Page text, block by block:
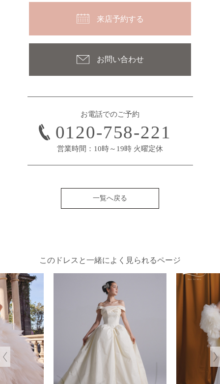
お問い合わせ
来店予約する
お電話でのご予約
0120-758-221
営業時間：10時～19時 火曜定休
一覧へ戻る
このドレスと一緒によく見られるページ